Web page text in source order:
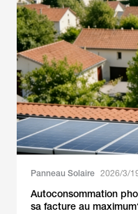
Panneau Solaire 2026/3/
Autoconsommation
sa facture au